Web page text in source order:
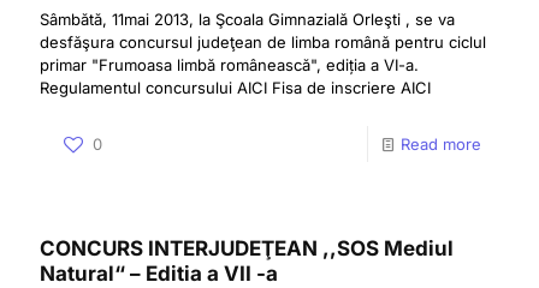
Sâmbătă, 11mai 2013, la Şcoala Gimnazială Orleşti , se va
desfăşura concursul judeţean de limba română pentru ciclul
primar "Frumoasa limbă românească", ediția a VI-a.
Regulamentul concursului AICI Fisa de inscriere AICI
0 Read more
CONCURS INTERJUDEŢEAN ,,SOS Mediul
Natural“ – Editia a VII -a